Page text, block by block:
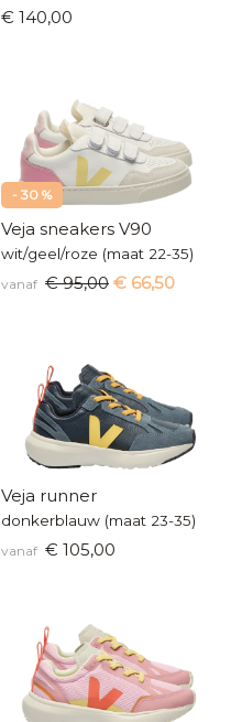
€ 140,00
- 30 %
Veja sneakers V90
wit/geel/roze (maat 22-35)
vanaf € 95,00 € 66,50
Veja runner
donkerblauw (maat 23-35)
vanaf € 105,00